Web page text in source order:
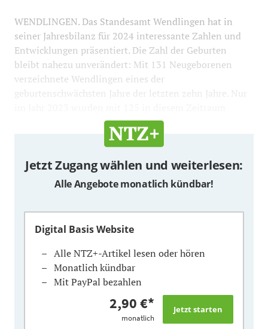
WENDLINGEN. Das Standesamt Wendlingen hat in
seiner Jahresbilanz für 2024 interessante Zahlen und
Entwicklungen präsentiert. Die Zahl der Geburten
bleibt nahezu unverändert: Mit 131 Neugeborenen
verzeichnete Wendlingen eines der
geburtenschwächsten Jahre der letzten zehn Jahre. Nur
Jetzt Zugang wählen und weiterlesen:
Alle Angebote monatlich kündbar!
Digital Basis Website
Alle NTZ+-Artikel lesen oder hören
Monatlich kündbar
Mit PayPal bezahlen
2,90 €*
monatlich